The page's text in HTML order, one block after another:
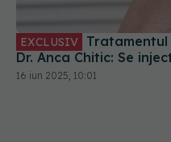
Dr. Anca Chitic: Se
16 iun 2025, 10:01